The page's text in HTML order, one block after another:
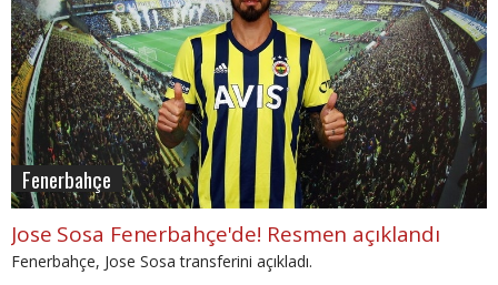
Fenerbahçe
Jose Sosa Fenerbahçe'de! Resmen açıklandı
Fenerbahçe, Jose Sosa transferini açıkladı.